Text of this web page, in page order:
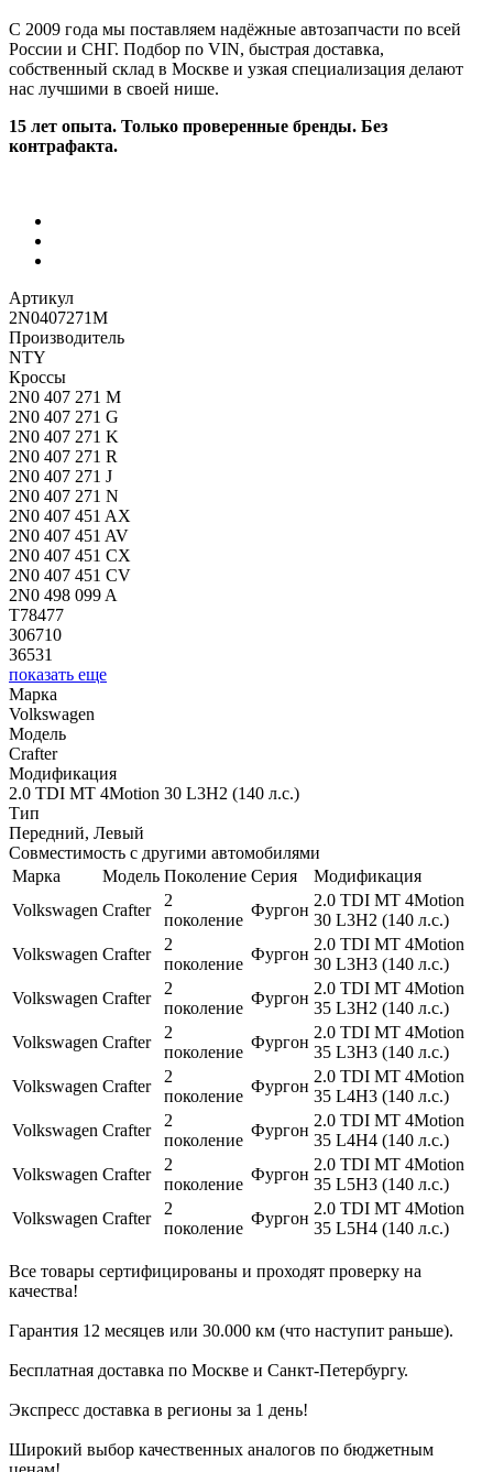
С 2009 года мы поставляем надёжные автозапчасти по всей
России и СНГ. Подбор по VIN, быстрая доставка,
собственный склад в Москве и узкая специализация делают
нас лучшими в своей нише.
15 лет опыта. Только проверенные бренды. Без
контрафакта.
Артикул
2N0407271M
Производитель
NTY
Кроссы
2N0 407 271 M
2N0 407 271 G
2N0 407 271 K
2N0 407 271 R
2N0 407 271 J
2N0 407 271 N
2N0 407 451 AX
2N0 407 451 AV
2N0 407 451 CX
2N0 407 451 CV
2N0 498 099 A
T78477
306710
36531
показать еще
Марка
Volkswagen
Модель
Crafter
Модификация
2.0 TDI MT 4Motion 30 L3H2 (140 л.с.)
Тип
Передний, Левый
Совместимость с другими автомобилями
Марка
Модель Поколение Серия
Модификация
Volkswagen Crafter
2
поколение
Фургон
2.0 TDI MT 4Motion
30 L3H2 (140 л.с.)
Volkswagen Crafter
2
поколение
Фургон
2.0 TDI MT 4Motion
30 L3H3 (140 л.с.)
Volkswagen Crafter
2
поколение
Фургон
2.0 TDI MT 4Motion
35 L3H2 (140 л.с.)
Volkswagen Crafter
2
поколение
Фургон
2.0 TDI MT 4Motion
35 L3H3 (140 л.с.)
Volkswagen Crafter
2
поколение
Фургон
2.0 TDI MT 4Motion
35 L4H3 (140 л.с.)
Volkswagen Crafter
2
поколение
Фургон
2.0 TDI MT 4Motion
35 L4H4 (140 л.с.)
Volkswagen Crafter
2
поколение
Фургон
2.0 TDI MT 4Motion
35 L5H3 (140 л.с.)
Volkswagen Crafter
2
поколение
Фургон
2.0 TDI MT 4Motion
35 L5H4 (140 л.с.)
Все товары сертифицированы и проходят проверку на
качества!
Гарантия 12 месяцев или 30.000 км (что наступит раньше).
Бесплатная доставка по Москве и Санкт-Петербургу.
Экспресс доставка в регионы за 1 день!
Широкий выбор качественных аналогов по бюджетным